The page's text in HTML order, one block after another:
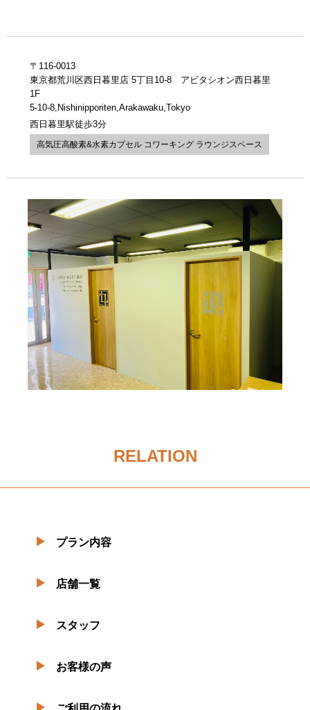
〒116-0013
東京都荒川区西日暮里店 5丁目10-8 アビタシオン西日暮里
1F
5-10-8,Nishinipporiten,Arakawaku,Tokyo
西日暮里駅徒歩3分
高気圧高酸素&水素カプセル コワーキング ラウンジスペース
RELATION
プラン内容
店舗一覧
スタッフ
お客様の声